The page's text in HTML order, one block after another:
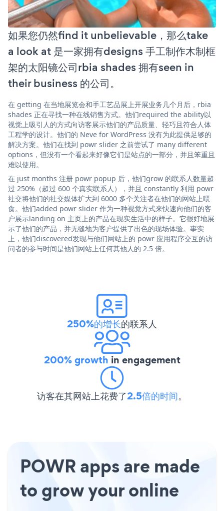
如果您仍然find it unbelievable，那么take
a look at 是一家拥有designs 手工制作木制框
架的太阳镜公司rbia shades 拥有seen in
their business 的公司。
在 getting 在当地展览会和手工艺品展上开展业务几个月后，rbia
shades 正在寻找一种在线销售方式。他们required the ability以
视觉上吸引人的方式向访客展示他们的产品质量、轻巧且符合人体
工程学的设计。他们的 Neve for WordPress 没有为此提供足够的
解决方案。他们在找到 powr slider 之前尝试了 many different
options，但没有一个看起来好像它们是站点的一部分，并且笨重且
难以使用。
在 just months 注册 powr popup 后，他们grow 的联系人数量超
过 250%（超过 600 个真实联系人），并且 constantly 利用 powr
社交将他们的社交媒体扩大到 6000 多个关注者在他们的网站上喂
食。他们added powr slider 作为一种视觉方式来快速向他们的客
户展示landing on 主页上的产品在现实生活中的样子。它很好地展
示了他们的产品，并无缝地为客户提供了出色的现场体验。事实
上，他们discovered发现与他们网站上的 powr 应用程序交互的访
问者的参与时间是他们网站上任何其他人的 2.5 倍。
250%的增长的联系人
200% growth in engagement
访客在其网站上花费了2.5倍的时间。
POWR apps are made
to grow your online